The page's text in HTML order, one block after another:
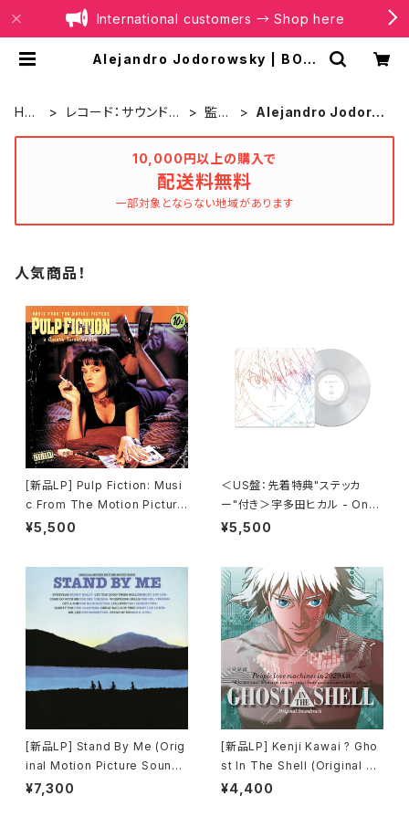
International customers → Shop here
Alejandro Jodorowsky | BOIL
HO
レコード：サウンドト
監督
Alejandro Jodoro
10,000円以上の購入で
配送料無料
一部対象とならない地域があります
人気商品！
[新品LP] Pulp Fiction: Musi
c From The Motion Picture
(180g) / パルプ・フィクション
¥5,500
＜US盤：先着特典"ステッカ
ー"付き＞宇多田ヒカル - One
Last Kiss (US Clear Vinyl)
¥5,500
[新品LP] Stand By Me (Orig
inal Motion Picture Soundt
rack) / スタンド・バイ・ミー
¥7,300
[新品LP] Kenji Kawai ? Gho
st In The Shell (Original So
undtrack) / GHOST IN THE
¥4,400